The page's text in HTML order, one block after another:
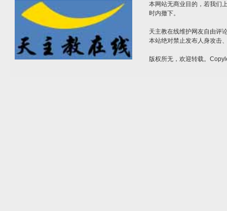
本网站无商业目的，若我们
时内撤下。
天主教在线维护网友自由评
本站绝对禁止发布人身攻击
版权所无，欢迎转载。